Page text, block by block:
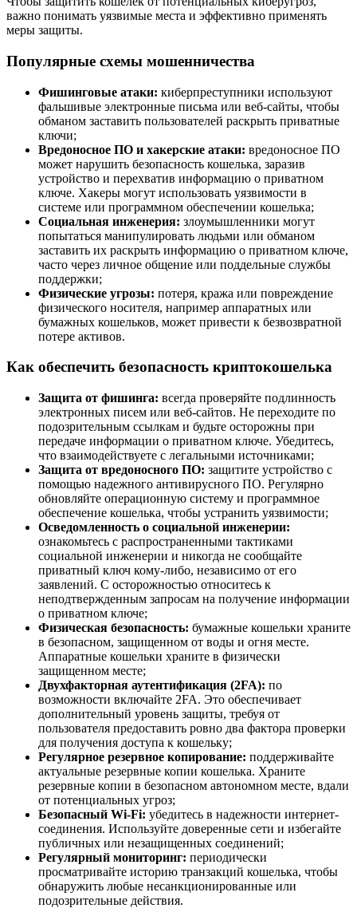
важно понимать уязвимые места и эффективно применять
меры защиты.
Популярные схемы мошенничества
Фишинговые атаки: киберпреступники используют
фальшивые электронные письма или веб-сайты, чтобы
обманом заставить пользователей раскрыть приватные
ключи;
Вредоносное ПО и хакерские атаки: вредоносное ПО
может нарушить безопасность кошелька, заразив
устройство и перехватив информацию о приватном
ключе. Хакеры могут использовать уязвимости в
системе или программном обеспечении кошелька;
Социальная инженерия: злоумышленники могут
попытаться манипулировать людьми или обманом
заставить их раскрыть информацию о приватном ключе,
часто через личное общение или поддельные службы
поддержки;
Физические угрозы: потеря, кража или повреждение
физического носителя, например аппаратных или
бумажных кошельков, может привести к безвозвратной
потере активов.
Как обеспечить безопасность криптокошелька
Защита от фишинга: всегда проверяйте подлинность
электронных писем или веб-сайтов. Не переходите по
подозрительным ссылкам и будьте осторожны при
передаче информации о приватном ключе. Убедитесь,
что взаимодействуете с легальными источниками;
Защита от вредоносного ПО: защитите устройство с
помощью надежного антивирусного ПО. Регулярно
обновляйте операционную систему и программное
обеспечение кошелька, чтобы устранить уязвимости;
Осведомленность о социальной инженерии:
ознакомьтесь с распространенными тактиками
социальной инженерии и никогда не сообщайте
приватный ключ кому-либо, независимо от его
заявлений. С осторожностью относитесь к
неподтвержденным запросам на получение информации
о приватном ключе;
Физическая безопасность: бумажные кошельки храните
в безопасном, защищенном от воды и огня месте.
Аппаратные кошельки храните в физически
защищенном месте;
Двухфакторная аутентификация (2FA): по
возможности включайте 2FA. Это обеспечивает
дополнительный уровень защиты, требуя от
пользователя предоставить ровно два фактора проверки
для получения доступа к кошельку;
Регулярное резервное копирование: поддерживайте
актуальные резервные копии кошелька. Храните
резервные копии в безопасном автономном месте, вдали
от потенциальных угроз;
Безопасный Wi-Fi: убедитесь в надежности интернет-
соединения. Используйте доверенные сети и избегайте
публичных или незащищенных соединений;
Регулярный мониторинг: периодически
просматривайте историю транзакций кошелька, чтобы
обнаружить любые несанкционированные или
подозрительные действия.